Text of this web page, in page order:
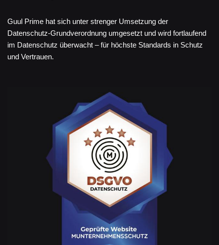
Guul Prime hat sich unter strenger Umsetzung der
Datenschutz-Grundverordnung umgesetzt und wird fortlaufend
im Datenschutz überwacht – für höchste Standards in Schutz
und Vertrauen.